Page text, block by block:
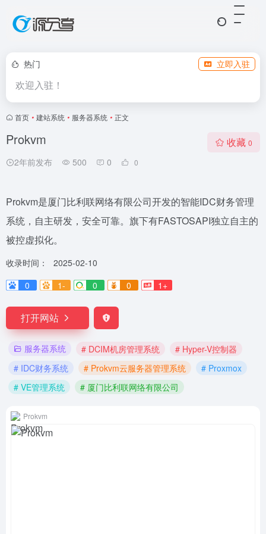
热门 立即入驻
欢迎入驻！
首页 • 建站系统 • 服务器系统 • 正文
Prokvm
2年前发布 500 0 0
收藏 0
Prokvm是厦门比利联网络有限公司开发的智能IDC财务管理
系统，自主研发，安全可靠。旗下有FASTOSAPI独立自主的
被控虚拟化。
收录时间：
2025-02-10
0
1- 0 0 1+
打开网站
服务器系统 # DCIM机房管理系统
# Hyper-V控制器
# IDC财务系统
# Prokvm云服务器管理系统
# Proxmox
# VE管理系统
# 厦门比利联网络有限公司
Prokvm